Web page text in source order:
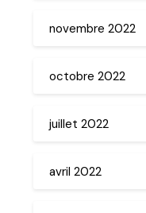
novembre 2022
octobre 2022
juillet 2022
avril 2022